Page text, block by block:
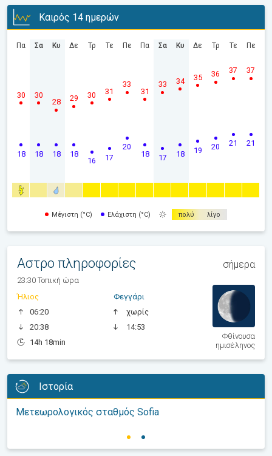
Καιρός 14 ημερών
Πα
18
30
Σα
18
30
Κυ
18
28
Δε
18
29
Τρ
16
30
Τε
17
31
Πε
20
33
Πα
18
31
Σα
17
33
Κυ
18
34
Δε
19
35
Τρ
20
36
Τε
21
37
Πε
21
37
Μέγιστη (°C) Ελάχιστη (°C) πολύ λίγο
Αστρο πληροφορίες σήμερα
23:30 Τοπική ώρα
Ήλιος
06:20
20:38
14h 18min
Φεγγάρι
χωρίς
14:53
Φθίνουσα
ημισέληνος
Ιστορία
Μετεωρολογικός σταθμός Sofia